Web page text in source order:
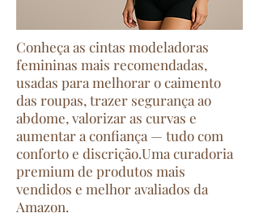
Conheça as cintas modeladoras
femininas mais recomendadas,
usadas para melhorar o caimento
das roupas, trazer segurança ao
abdome, valorizar as curvas e
aumentar a confiança — tudo com
conforto e discrição.Uma curadoria
premium de produtos mais
vendidos e melhor avaliados da
Amazon.